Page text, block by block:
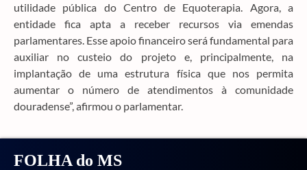
utilidade pública do Centro de Equoterapia. Agora, a
entidade fica apta a receber recursos via emendas
parlamentares. Esse apoio financeiro será fundamental para
auxiliar no custeio do projeto e, principalmente, na
implantação de uma estrutura física que nos permita
aumentar o número de atendimentos à comunidade
douradense”, afirmou o parlamentar.
FOLHA do MS